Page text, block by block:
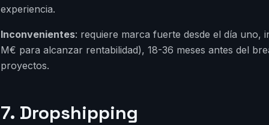
experiencia.
Inconvenientes: requiere marca fuerte desde el día uno,
M€ para alcanzar rentabilidad), 18-36 meses antes del
proyectos.
7. Dropshipping